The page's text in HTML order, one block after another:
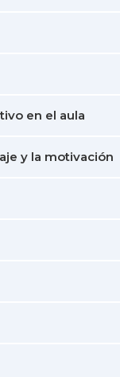
en el aula
y la motivación